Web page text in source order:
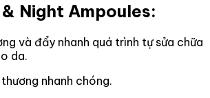
Night Ampoules:
và đẩy nhanh quá trình tự sửa chữa
da.
nhanh chóng.